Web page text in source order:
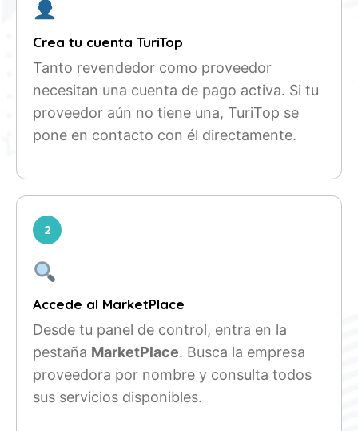
Crea tu cuenta TuriTop
Tanto revendedor como proveedor
necesitan una cuenta de pago activa. Si tu
proveedor aún no tiene una, TuriTop se
pone en contacto con él directamente.
2
Accede al MarketPlace
Desde tu panel de control, entra en la
pestaña MarketPlace. Busca la empresa
proveedora por nombre y consulta todos
sus servicios disponibles.